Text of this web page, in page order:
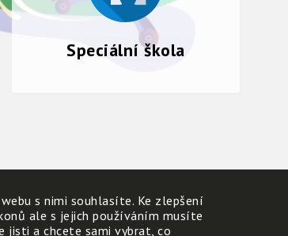
Speciální škola
s nimi souhlasíte. Ke zlepšení
ale s jejich používáním musíte
jisti a chcete sami vybrat, co